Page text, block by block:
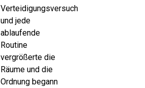
Verteidigungsversuch
und jede
ablaufende
Routine
vergrößerte die
Räume und die
Ordnung begann